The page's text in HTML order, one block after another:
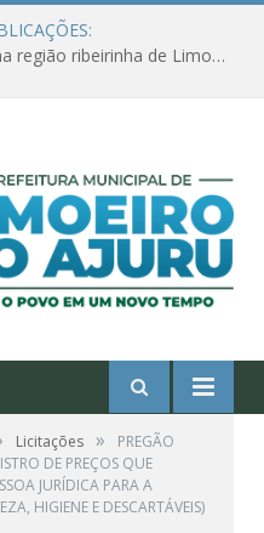
Ações de combate à Covid-19 na região ribeirinha de Limoeiro do Ajuru continuam
Licitações »
PREGÃO
DE PREÇOS QUE
JURÍDICA PARA A
HIGIENE E DESCARTÁVEIS)